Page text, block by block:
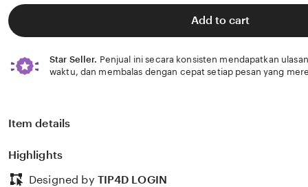
Add to cart
Star Seller. Penjual ini secara konsisten mendapatkan
waktu, dan membalas dengan cepat setiap pesan yang
Item details
Highlights
Designed by TIP4D LOGIN